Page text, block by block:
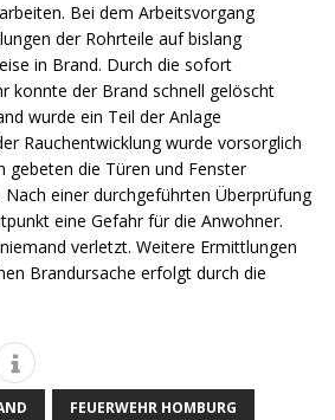
Bei dem Arbeitsvorgang
der Rohrteile auf bislang
in Brand. Durch die sofort
konnte der Brand schnell gelöscht
wurde ein Teil der Anlage
Rauchentwicklung wurde vorsorglich
gebeten die Türen und Fenster
Nach einer durchgeführten Überprüfung
eine Gefahr für die Anwohner.
verletzt. Weitere Ermittlungen
Brandursache erfolgt durch die
FEUERWEHR HOMBURG